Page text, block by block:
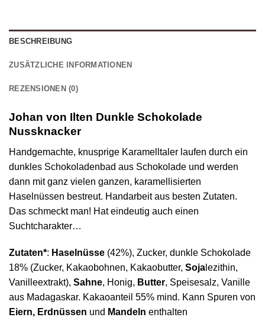
BESCHREIBUNG
ZUSÄTZLICHE INFORMATIONEN
REZENSIONEN (0)
Johan von Ilten Dunkle Schokolade
Nussknacker
Handgemachte, knusprige Karamelltaler laufen durch ein
dunkles Schokoladenbad aus Schokolade und werden
dann mit ganz vielen ganzen, karamellisierten
Haselnüssen bestreut. Handarbeit aus besten Zutaten.
Das schmeckt man! Hat eindeutig auch einen
Suchtcharakter…
Zutaten*: Haselnüsse (42%), Zucker, dunkle Schokolade
18% (Zucker, Kakaobohnen, Kakaobutter, Soja lezithin,
Vanilleextrakt), Sahne, Honig, Butter, Speisesalz, Vanille
aus Madagaskar. Kakaoanteil 55% mind. Kann Spuren von
Eiern, Erdnüssen und Mandeln enthalten